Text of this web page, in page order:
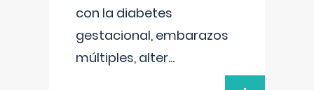
con la diabetes
gestacional, embarazos
múltiples, alter...